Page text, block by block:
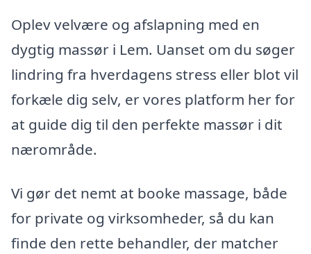
Oplev velvære og afslapning med en
dygtig massør i Lem. Uanset om du søger
lindring fra hverdagens stress eller blot vil
forkæle dig selv, er vores platform her for
at guide dig til den perfekte massør i dit
nærområde.
Vi gør det nemt at booke massage, både
for private og virksomheder, så du kan
finde den rette behandler, der matcher